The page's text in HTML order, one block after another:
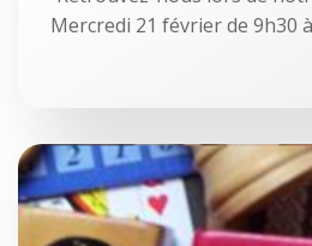
Mercredi 21 février de 9h30